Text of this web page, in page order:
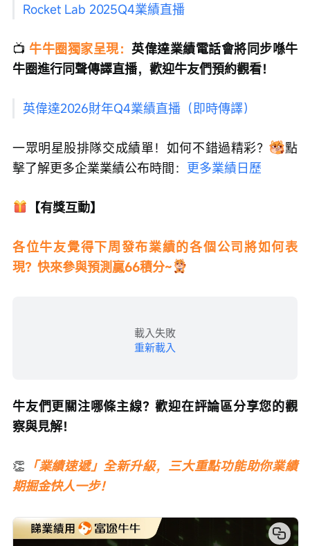
Rocket Lab 2025Q4業績直播
📺 牛牛圈獨家呈現： 英偉達業績電話會將同步喺牛
牛圈進行同聲傳譯直播，歡迎牛友們預約觀看！
英偉達2026財年Q4業績直播（即時傳譯）
一眾明星股排隊交成績單！如何不錯過精彩？
點
擊了解更多企業業績公布時間： 更多業績日歷
【有獎互動】
各位牛友覺得下周發布業績的各個公司將如何表
現？快來參與預測贏66積分~
載入失敗
重新載入
牛友們更關注哪條主線？歡迎在評論區分享您的觀
察與見解！
👏 「業績速遞」全新升級，三大重點功能助你業績
期掘金快人一步！